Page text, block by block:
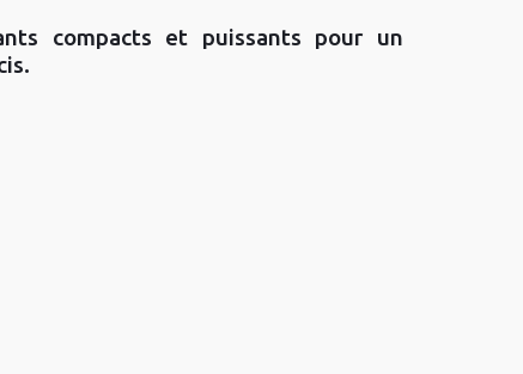
compacts et puissants pour un